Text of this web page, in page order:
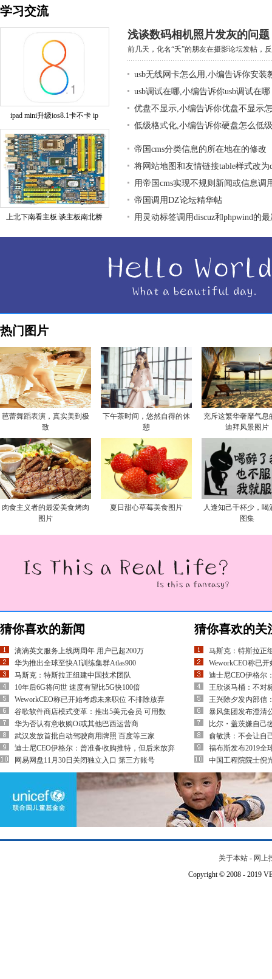
学习交流
ipad mini升级ios8.1卡不卡 ip
上北下南看主板:谈主板南北桥
浅谈数码相机照片发灰的问题
前几天，化名“夭”的朋友在摄影论坛发帖，
usb无线网卡怎么用,小编告诉你安装
usb调试在哪,小编告诉你usb调试在哪
优盘不显示,小编告诉你优盘不显示
低级格式化,小编告诉你硬盘怎么低
帝国cms分类信息的所在地在的修改
将网站地图和友情链接table样式改为
用帝国cms实现不规则新闻或信息调
帝国调用DZ论坛精华帖
用灵动标签调用discuz和phpwind的
热门图片
芭蕾舞蹈表演，真实美到极
致
下午茶时间，悠然自得的休
憩
充斥这繁华奢靡气息
迪拜风景图片
肉食主义者的最爱美食烤肉
图片
夏日甜心草莓美食图片
人逢知己千杯少，喝
图集
猜你喜欢的新闻
滴滴英文服务上线两周年 用户已超200万
华为推出全球至快AI训练集群Atlas900
马斯克：特斯拉正组建中国技术团队
10年后6G将问世 速度有望比5G快100倍
WeworkCEO称已开始考虑未来职位 不排除放弃
谷歌软件商店模式变革：推出5美元会员 可用数
华为否认有意收购Oi或其他巴西运营商
武汉发放首批自动驾驶商用牌照 百度等三家
迪士尼CEO伊格尔：曾准备收购推特，但后来放弃
网易网盘11月30日关闭独立入口 第三方账号
猜你喜欢的关
马斯克：特斯拉正
WeworkCEO称已
迪士尼CEO伊格尔
王欣谈马桶：不对
王兴除夕发内部信
暴风集团发布澄清
比尔・盖茨嫌自己
俞敏洪：不会让自
福布斯发布2019全
中国工程院院士倪
关于本站 - 网上
Copyright © 2008 - 2019